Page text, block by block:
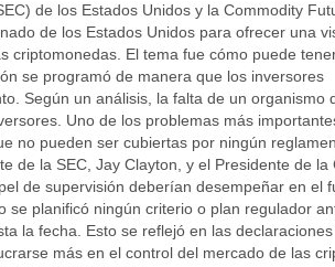
de los Estados Unidos y la Commodity
de los Estados Unidos para ofrecer una
criptomonedas. El tema fue cómo puede
se programó de manera que los inversores
Según un análisis, la falta de un organismo
Uno de los problemas más
no pueden ser cubiertas por ningún
de la SEC, Jay Clayton, y el Presidente de la
de supervisión deberían desempeñar en el
planificó ningún criterio o plan regulador
la fecha. Esto se reflejó en las
más en el control del mercado de las